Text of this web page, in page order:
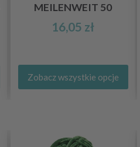
MEILENWEIT 50
16,05 zł
Zobacz wszystkie opcje